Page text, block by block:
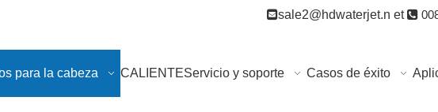
sale2@hdwaterjet.n et
para la cabeza CALIENTEServicio y soporte Casos de éxito